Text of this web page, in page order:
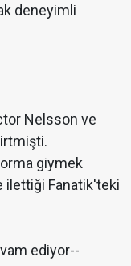
deneyimli
Nelsson ve
giymek
ilettiği Fanatik'teki
ediyor--